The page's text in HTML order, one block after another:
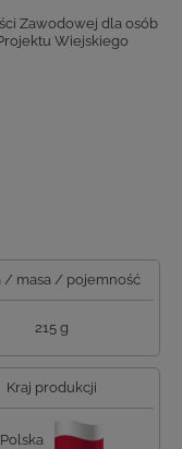
Zawodowej dla osób
Wiejskiego
/ masa / pojemność
215 g
Kraj produkcji
Polska